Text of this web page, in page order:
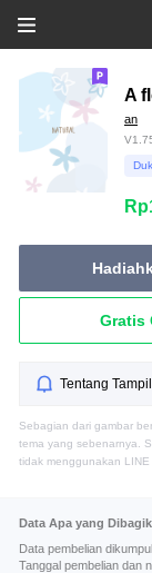
A
an
Gratis
Tentang
Sebagian dari gambar
tema yang sebenarnya.
tidak menggunakan LINE
Data Apa yang
Data pembelian
Tanggal pembelian dan